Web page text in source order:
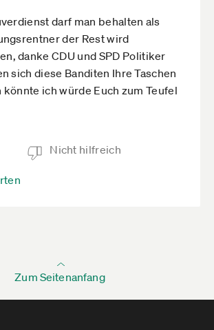
darf man behalten als
der Rest wird
danke CDU und SPD Politiker
sich diese Banditen Ihre Taschen
könnte ich würde Euch zum Teufel
Nicht hilfreich
Zum Seitenanfang